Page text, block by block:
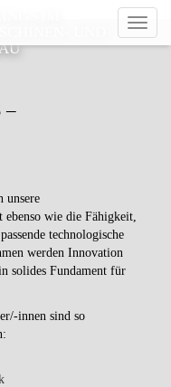
Toggle
IM
UND
–
unsere
wie die Fähigkeit,
technologische
werden Innovation
solides Fundament für
innen sind so